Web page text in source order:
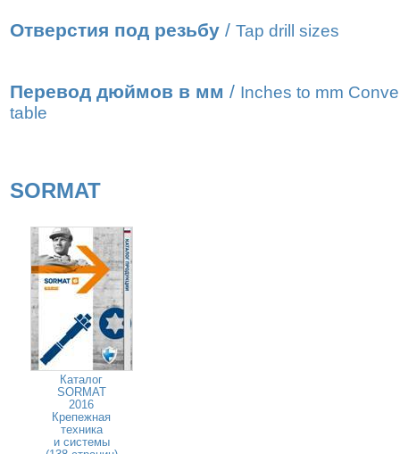
Отверстия под резьбу / Tap drill sizes
Перевод дюймов в мм / Inches to mm
table
SORMAT
Каталог
SORMAT
2016
Крепежная
техника
и системы